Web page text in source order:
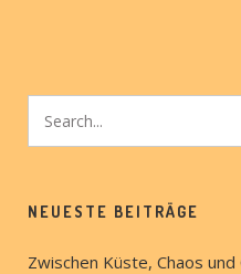
NEUESTE BEITRÄGE
Zwischen Küste, Chaos